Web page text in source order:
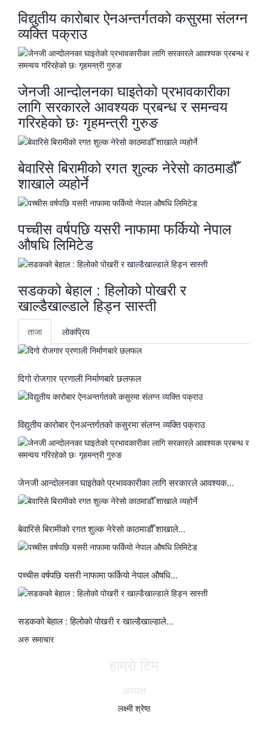
विद्युतीय कारोबार ऐनअन्तर्गतको कसुरमा संलग्न
व्यक्ति पक्राउ
जेनजी आन्दोलनका घाइतेको प्रभावकारीका
लागि सरकारले आवश्यक प्रबन्ध र समन्वय
गरिरहेको छः गृहमन्त्री गुरुङ
बेवारिसे बिरामीको रगत शुल्क नेरेसो काठमाडौँ
शाखाले व्यहोर्ने
पच्चीस वर्षपछि यसरी नाफामा फर्कियो नेपाल
औषधि लिमिटेड
सडकको बेहाल : हिलोको पोखरी र
खाल्डैखाल्डाले हिड्न सास्ती
ताजा लाेकप्रिय
दिगो रोजगार प्रणाली निर्माणबारे छलफल
विद्युतीय कारोबार ऐनअन्तर्गतको कसुरमा संलग्न व्यक्ति पक्राउ
जेनजी आन्दोलनका घाइतेको प्रभावकारीका लागि सरकारले आवश्यक...
बेवारिसे बिरामीको रगत शुल्क नेरेसो काठमाडौँ शाखाले...
पच्चीस वर्षपछि यसरी नाफामा फर्कियो नेपाल औषधि...
सडकको बेहाल : हिलोको पोखरी र खाल्डैखाल्डाले...
अरु समाचार
हाम्राे टिम
अध्यक्ष
लक्ष्मी श्रेष्ठ